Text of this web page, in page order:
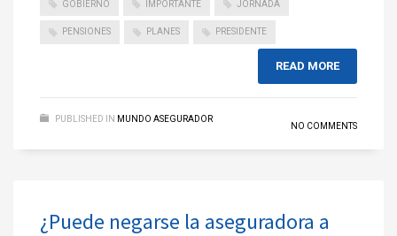
GOBIERNO IMPORTANTE JORNADA
PENSIONES PLANES PRESIDENTE
READ MORE
PUBLISHED IN MUNDO ASEGURADOR
NO COMMENTS
¿Puede negarse la aseguradora a